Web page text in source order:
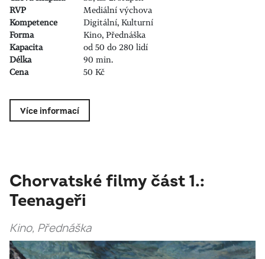
RVP
Mediální výchova
Kompetence
Digitální, Kulturní
Forma
Kino, Přednáška
Kapacita
od 50 do 280 lidí
Délka
90 min.
Cena
50 Kč
Více informací
Chorvatské filmy část 1.:
Teenageři
Kino, Přednáška